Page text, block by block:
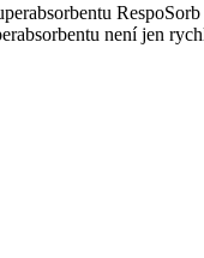
není jen